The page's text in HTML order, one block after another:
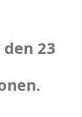
23